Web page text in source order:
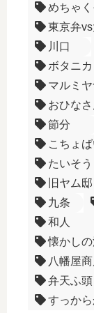
めちゃく
東京弁
川口
ボタニ
マルミ
おひな
節分
こちょ
たいそう
旧ヤム
九条
和人
懐かし
八幡屋
弁天ふ頭
すっか